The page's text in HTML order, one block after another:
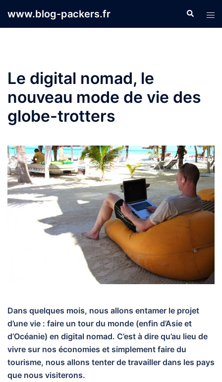
www.blog-packers.fr
le
Le digital nomad, le
nouveau mode de vie des
globe-trotters
Dans quelques mois, nous allons entamer le projet
d’une vie : faire un tour du monde (enfin d’Asie et
d’Océanie) en digital nomad. C’est à dire qu’au lieu de
vivre sur nos économies et simplement faire du
tourisme, nous allons tenter de travailler dans les pays
que nous visiterons.